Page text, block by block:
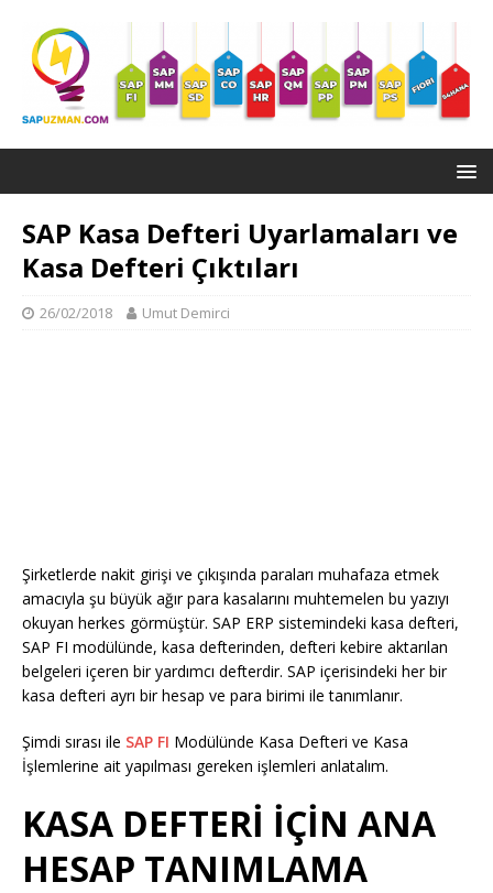
SAP Kasa Defteri Uyarlamaları ve
Kasa Defteri Çıktıları
26/02/2018 Umut Demirci
Şirketlerde nakit girişi ve çıkışında paraları muhafaza etmek
amacıyla şu büyük ağır para kasalarını muhtemelen bu yazıyı
okuyan herkes görmüştür. SAP ERP sistemindeki kasa defteri,
SAP FI modülünde, kasa defterinden, defteri kebire aktarılan
belgeleri içeren bir yardımcı defterdir. SAP içerisindeki her bir
kasa defteri ayrı bir hesap ve para birimi ile tanımlanır.
Şimdi sırası ile SAP FI Modülünde Kasa Defteri ve Kasa
İşlemlerine ait yapılması gereken işlemleri anlatalım.
KASA DEFTERİ İÇİN ANA
HESAP TANIMLAMA